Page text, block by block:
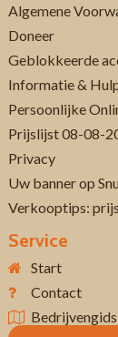
Algemene
Doneer
Geblokkeerde
Informatie &
Persoonlijke
Prijslijst 08-08-
Privacy
Uw banner op
Verkooptips: prijs
Service
Start
Contact
Bedrijvengids